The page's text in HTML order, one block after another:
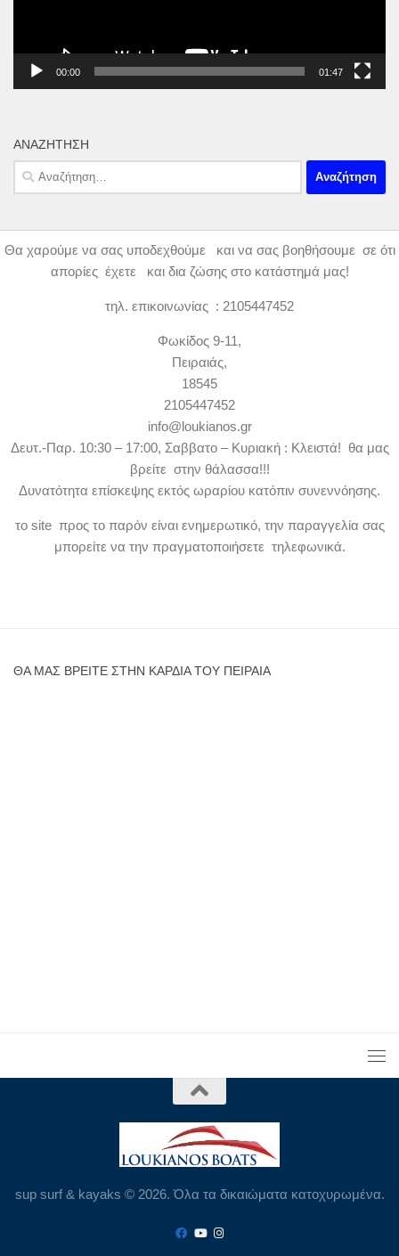
00:00 01:47
ΑΝΑΖΉΤΗΣΗ
Αναζήτηση
για:
Θα χαρούμε να σας υποδεχθούμε και να σας βοηθήσουμε σε ότι
απορίες έχετε και δια ζώσης στο κατάστημά μας!
τηλ. επικοινωνίας : 2105447452
Φωκίδος 9-11,
Πειραιάς,
18545
2105447452
info@loukianos.gr
Δευτ.-Παρ. 10:30 – 17:00, Σαββατο – Κυριακή : Κλειστά! θα μας
βρείτε στην θάλασσα!!!
Δυνατότητα επίσκεψης εκτός ωραρίου κατόπιν συνεννόησης.
το site προς το παρόν είναι ενημερωτικό, την παραγγελία σας
μπορείτε να την πραγματοποιήσετε τηλεφωνικά.
ΘΑ ΜΑΣ ΒΡΕΊΤΕ ΣΤΗΝ ΚΑΡΔΙΆ ΤΟΥ ΠΕΙΡΑΙΆ
sup surf & kayaks © 2026. Όλα τα δικαιώματα κατοχυρωμένα.